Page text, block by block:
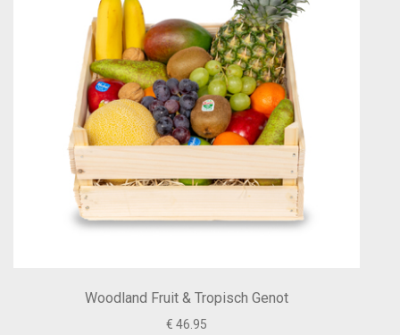
Woodland Fruit & Tropisch Genot
€ 46.95